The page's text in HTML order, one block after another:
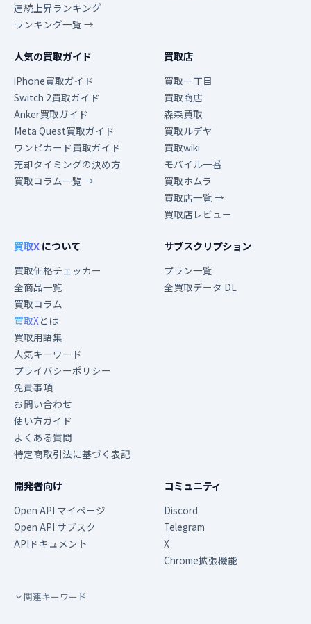
連続上昇ランキング
ランキング一覧 →
人気の買取ガイド
iPhone買取ガイド
Switch 2買取ガイド
Anker買取ガイド
Meta Quest買取ガイド
ワンピカード買取ガイド
売却タイミングの決め方
買取コラム一覧 →
買取店
買取一丁目
買取商店
森森買取
買取ルデヤ
買取wiki
モバイル一番
買取ホムラ
買取店一覧 →
買取店レビュー
買取Xについて
買取価格チェッカー
全商品一覧
買取コラム
買取Xとは
買取用語集
人気キーワード
プライバシーポリシー
免責事項
お問い合わせ
使い方ガイド
よくある質問
特定商取引法に基づく表記
サブスクリプション
プラン一覧
全買取データ DL
開発者向け
Open API マイページ
Open API サブスク
APIドキュメント
コミュニティ
Discord
Telegram
X
Chrome拡張機能
関連キーワード